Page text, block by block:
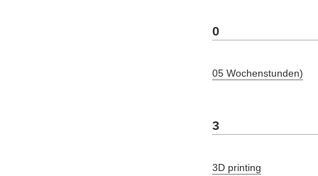
0
05 Wochenstunden)
3
3D printing